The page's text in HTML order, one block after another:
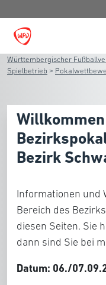
Württembergischer
Spielbetrieb >
Bezirk
Informationen und
Bereich des
diesen Seiten. Sie
dann sind Sie bei
Datum: 06./